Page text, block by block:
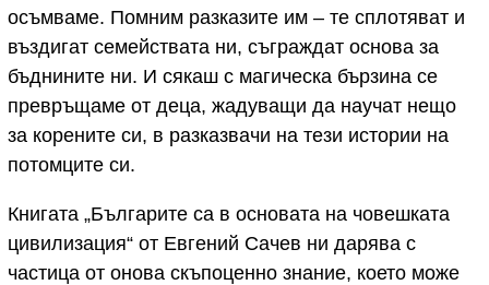
осъмваме. Помним разказите им – те сплотяват и
въздигат семействата ни, съграждат основа за
бъднините ни. И сякаш с магическа бързина се
превръщаме от деца, жадуващи да научат нещо
за корените си, в разказвачи на тези истории на
потомците си.
Книгата „Българите са в основата на човешката
цивилизация“ от Евгений Сачев ни дарява с
частица от онова скъпоценно знание, което може